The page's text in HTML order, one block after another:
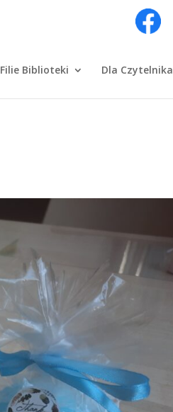
Filie Biblioteki Dla Czytelnika